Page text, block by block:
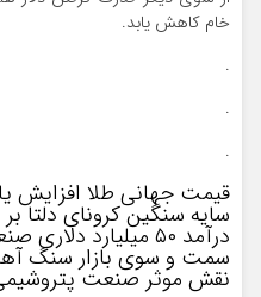
خام کاهش یابد.
.
.
.
قیمت جهانی طلا افزایش
سایه سنگین کرونای دلتا بر
درآمد ۵۰ میلیارد دلاری صنعت پتروشیمی در سال ۱۴۰۶
سمت و سوی بازار سنگ
نقش موثر صنعت